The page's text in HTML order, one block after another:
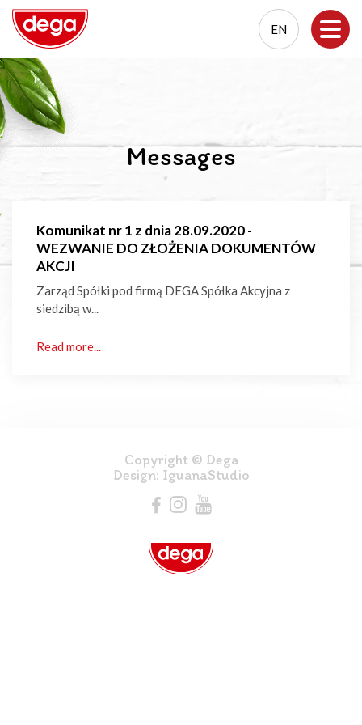
EN
PL
EN
Messages
Komunikat nr 1 z dnia 28.09.2020 -
WEZWANIE DO ZŁOŻENIA DOKUMENTÓW
AKCJI
Zarząd Spółki pod firmą DEGA Spółka Akcyjna z
siedzibą w...
Read more...
Copyright © Dega
Design: IguanaStudio